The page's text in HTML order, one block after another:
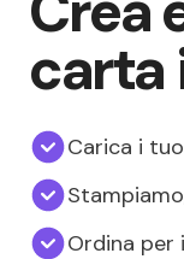
carta
Carica i
Ordina per